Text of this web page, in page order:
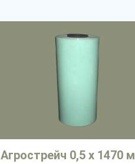
Агрострейч 0,5 х 1470 м